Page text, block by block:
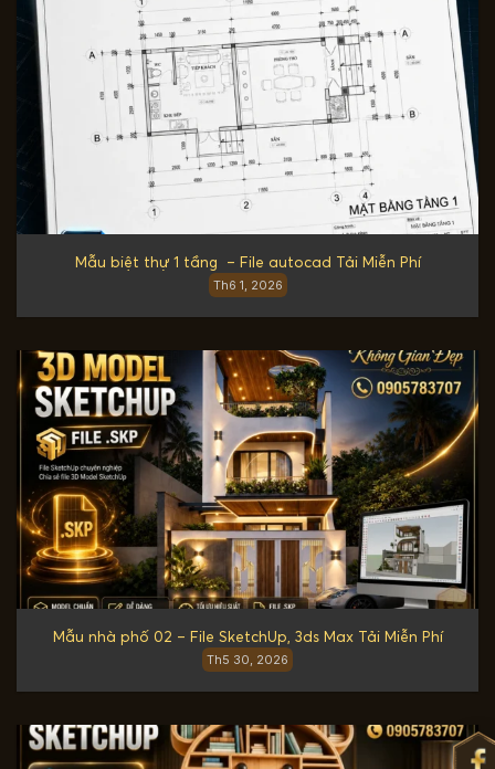
Mẫu biệt thự 1 tầng – File autocad Tải Miễn Phí
Th6 1, 2026
Mẫu nhà phố 02 – File SketchUp, 3ds Max Tải Miễn Phí
Th5 30, 2026